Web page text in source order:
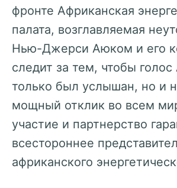
фронте Африканская
палата, возглавляемая
Нью-Джерси Аюком и его
следит за тем, чтобы
только был услышан, но и
мощный отклик во всем
участие и партнерство
всестороннее
африканского